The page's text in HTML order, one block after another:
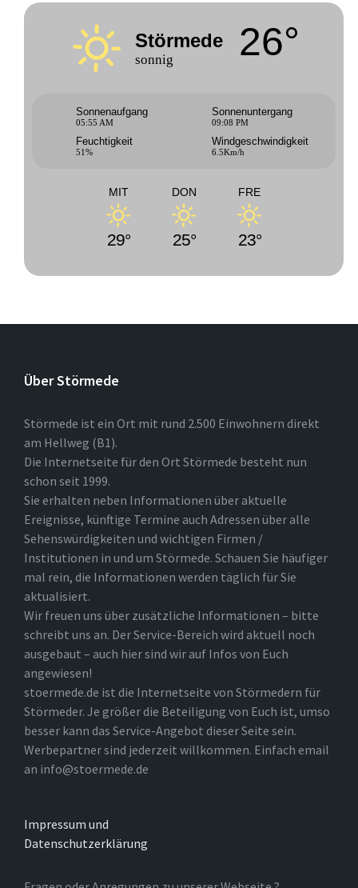
Störmede
sonnig 26°
Sonnenaufgang
05:55 AM
Sonnenuntergang
09:08 PM
Feuchtigkeit
51%
Windgeschwindigkeit
6.5Km/h
MIT
29°
DON
25°
FRE
23°
Über Störmede
Störmede ist ein Ort mit rund 2.500 Einwohnern direkt
am Hellweg (B1).
Die Internetseite für den Ort Störmede besteht nun
schon seit 1999.
Sie erhalten neben Informationen über aktuelle
Ereignisse, künftige Termine auch Adressen über alle
Sehenswürdigkeiten und wichtigen Firmen /
Institutionen in und um Störmede. Schauen Sie häufiger
mal rein, die Informationen werden täglich für Sie
aktualisiert.
Wir freuen uns über zusätzliche Informationen – bitte
schreibt uns an. Der Service-Bereich wird aktuell noch
ausgebaut – auch hier sind wir auf Infos von Euch
angewiesen!
stoermede.de ist die Internetseite von Störmedern für
Störmeder. Je größer die Beteiligung von Euch ist, umso
besser kann das Service-Angebot dieser Seite sein.
Werbepartner sind jederzeit willkommen. Einfach email
an info@stoermede.de
Impressum und
Datenschutzerklärung